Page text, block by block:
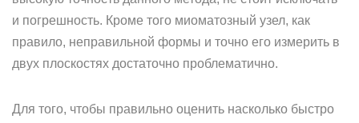
и погрешность. Кроме того миоматозный узел, как
правило, неправильной формы и точно его измерить в
двух плоскостях достаточно проблематично.
Для того, чтобы правильно оценить насколько быстро